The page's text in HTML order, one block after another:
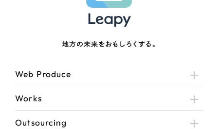
地方の未来をおもしろくする。
Web Produce
Works
Outsourcing